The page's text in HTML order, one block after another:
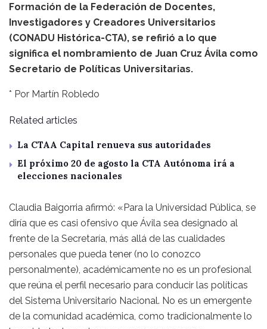
Formación de la Federación de Docentes,
Investigadores y Creadores Universitarios
(CONADU Histórica-CTA), se refirió a lo que
significa el nombramiento de Juan Cruz Ávila como
Secretario de Políticas Universitarias.
* Por Martín Robledo
Related articles
La CTAA Capital renueva sus autoridades
El próximo 20 de agosto la CTA Autónoma irá a
elecciones nacionales
Claudia Baigorria afirmó: «Para la Universidad Pública, se
diría que es casi ofensivo que Ávila sea designado al
frente de la Secretaría, más allá de las cualidades
personales que pueda tener (no lo conozco
personalmente), académicamente no es un profesional
que reúna el perfil necesario para conducir las políticas
del Sistema Universitario Nacional. No es un emergente
de la comunidad académica, como tradicionalmente lo